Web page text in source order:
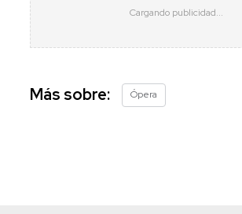
Más sobre: Ópera